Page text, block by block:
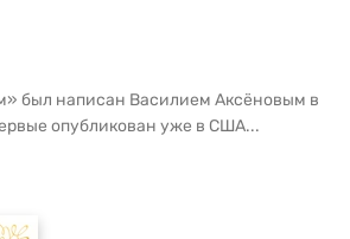
был написан Василием Аксёновым в
опубликован уже в США...